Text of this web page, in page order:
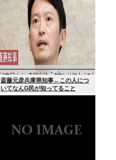
斎藤元彦兵庫県知事←この人につ
いてなんG民が知ってること